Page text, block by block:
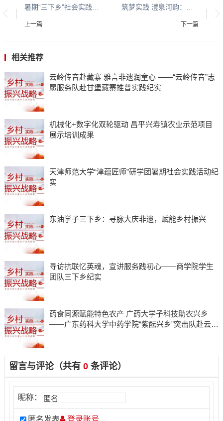
上一篇 下一篇
相关推荐
云岭传音赴藏寨 雅言非遗润童心 ——“云岭传音”志
愿服务队赴甘堡藏寨推普实践纪实
机械化+数字化双轮驱动 昌平兴寿镇农业示范项目
展示培训成果
天津师范大学“津蕴匠师”研学团暑期社会实践活动纪
实
东油学子三下乡：寻脉大庆非遗，赋能乡村振兴
寻访抗联忆英魂，宣讲服务践初心——商学院学生
团队三下乡纪实
药食同源赋能特色农产 广药大学子科技助农兴乡
——广东药科大学中药学院“紫酝兴乡”突击队赴云浮
留言与评论（共有 0条评论）
昵称：
匿名发表 登录账号